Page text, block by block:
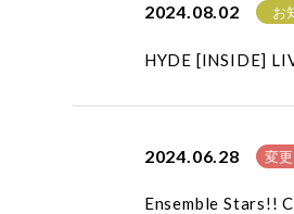
2024.08.02 お
HYDE [INSIDE]
2024.06.28 変
Ensemble Stars!!